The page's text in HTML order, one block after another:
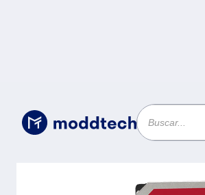
Sin categoría DD WD RED